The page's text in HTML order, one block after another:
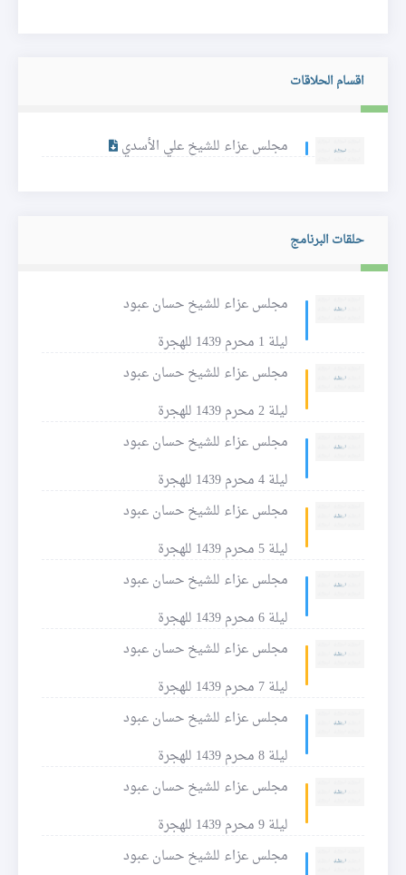
اقسام الحلاقات
مجلس عزاء للشيخ علي الأسدي
حلقات البرنامج
مجلس عزاء للشيخ حسان عبود
ليلة 1 محرم 1439 للهجرة
مجلس عزاء للشيخ حسان عبود
ليلة 2 محرم 1439 للهجرة
مجلس عزاء للشيخ حسان عبود
ليلة 4 محرم 1439 للهجرة
مجلس عزاء للشيخ حسان عبود
ليلة 5 محرم 1439 للهجرة
مجلس عزاء للشيخ حسان عبود
ليلة 6 محرم 1439 للهجرة
مجلس عزاء للشيخ حسان عبود
ليلة 7 محرم 1439 للهجرة
مجلس عزاء للشيخ حسان عبود
ليلة 8 محرم 1439 للهجرة
مجلس عزاء للشيخ حسان عبود
ليلة 9 محرم 1439 للهجرة
مجلس عزاء للشيخ حسان عبود